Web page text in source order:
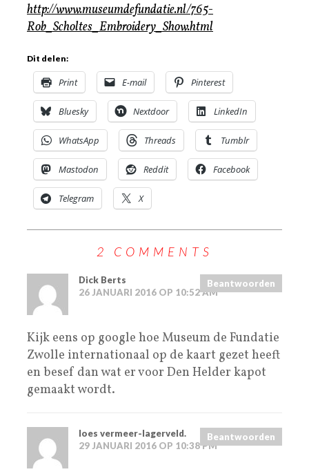
http://www.museumdefundatie.nl/765-
Rob_Scholtes_Embroidery_Show.html
Dit delen:
Print E-mail Pinterest
Bluesky Nextdoor LinkedIn
WhatsApp Threads Tumblr
Mastodon Reddit Facebook
Telegram X
2 COMMENTS
Dick Berts
26 JANUARI 2016 OP 10:52 AM
Beantwoorden
Kijk eens op google hoe Museum de Fundatie
Zwolle internationaal op de kaart gezet heeft
en besef dan wat er voor Den Helder kapot
gemaakt wordt.
loes vermeer-lagerveld.
29 JANUARI 2016 OP 10:38 PM
Beantwoorden